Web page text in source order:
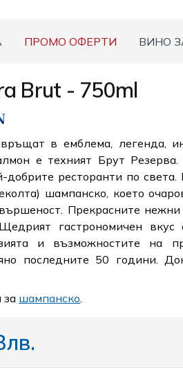
ПРОМО ОФЕРТИ
ВИНО
Brut - 750ml
в емблема, легенда,
е техният Брут
ресторанти по
шампанско, което
Прекрасните
гастрономичен вкус
и възможностите на
последните 50 години.
шампанско